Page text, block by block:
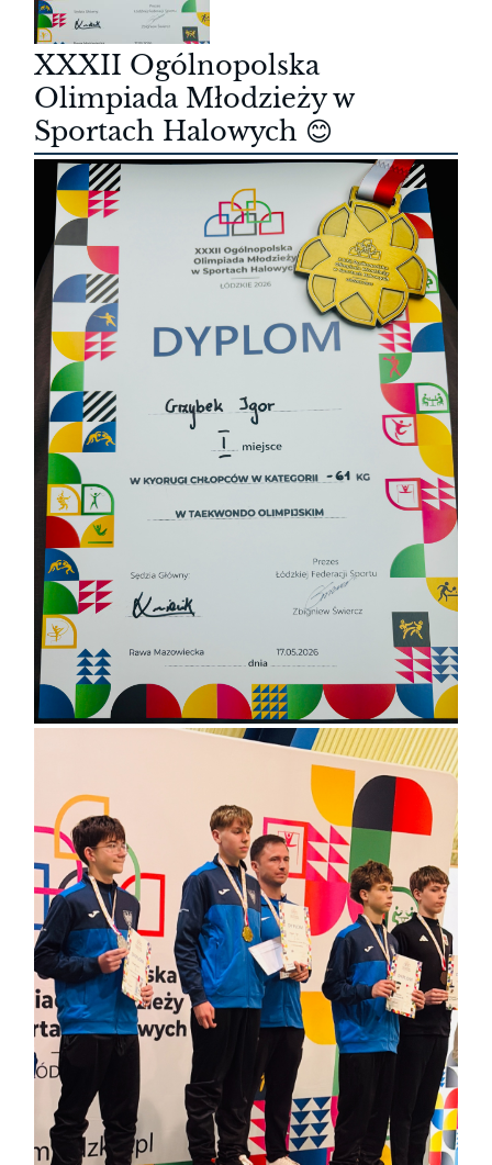
XXXII Ogólnopolska
Olimpiada Młodzieży w
Sportach Halowych 😊